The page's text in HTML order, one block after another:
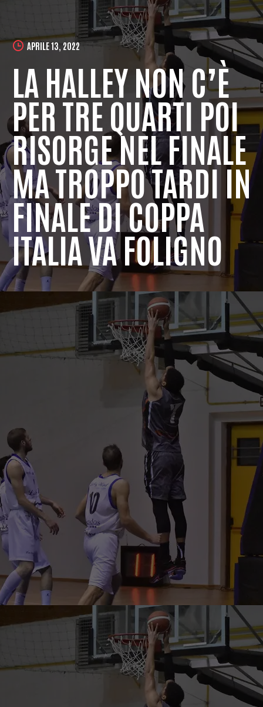
APRILE 13, 2022
LA HALLEY NON C’È
PER TRE QUARTI POI
RISORGE NEL FINALE
MA TROPPO TARDI IN
FINALE DI COPPA
ITALIA VA FOLIGNO